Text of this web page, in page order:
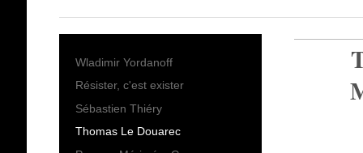
Wladimir Yordanoff
Résister, c'est exister
Sébastien Thiéry
Thomas Le Douarec